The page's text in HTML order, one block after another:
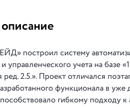
построил систему
управленческого учета на базе
ред. 2.5.». Проект отличался
функционала в
гибкому подходу к